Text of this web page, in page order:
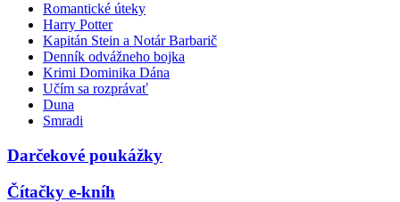
Romantické úteky
Harry Potter
Kapitán Stein a Notár Barbarič
Denník odvážneho bojka
Krimi Dominika Dána
Učím sa rozprávať
Duna
Smradi
Darčekové poukážky
Čítačky e-kníh